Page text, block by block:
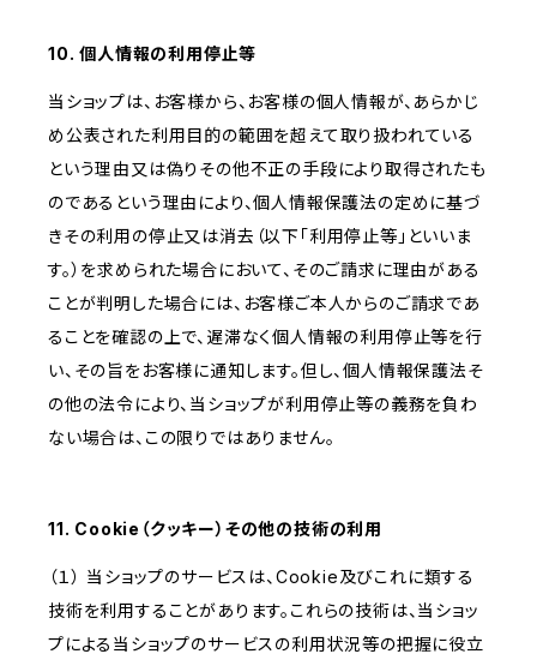
10. 個人情報の利用停止等
当ショップは、お客様から、お客様の個人情報が、あらかじ
め公表された利用目的の範囲を超えて取り扱われている
という理由又は偽りその他不正の手段により取得されたも
のであるという理由により、個人情報保護法の定めに基づ
きその利用の停止又は消去（以下「利用停止等」といいま
す。）を求められた場合において、そのご請求に理由がある
ことが判明した場合には、お客様ご本人からのご請求であ
ることを確認の上で、遅滞なく個人情報の利用停止等を行
い、その旨をお客様に通知します。但し、個人情報保護法そ
の他の法令により、当ショップが利用停止等の義務を負わ
ない場合は、この限りではありません。
11. Cookie（クッキー）その他の技術の利用
（１） 当ショップのサービスは、Cookie及びこれに類する
技術を利用することがあります。これらの技術は、当ショッ
プによる当ショップのサービスの利用状況等の把握に役立